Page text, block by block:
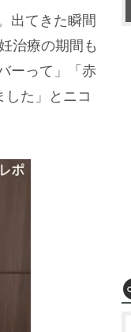
出てきた瞬間
治療の期間も
ーって」「赤
した」とニコ